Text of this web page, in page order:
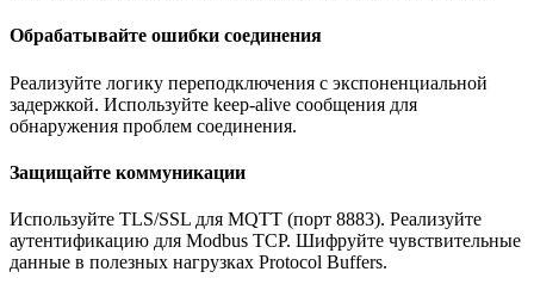
Обрабатывайте ошибки соединения
Реализуйте логику переподключения с экспоненциальной
задержкой. Используйте keep-alive сообщения для
обнаружения проблем соединения.
Защищайте коммуникации
Используйте TLS/SSL для MQTT (порт 8883). Реализуйте
аутентификацию для Modbus TCP. Шифруйте чувствительные
данные в полезных нагрузках Protocol Buffers.